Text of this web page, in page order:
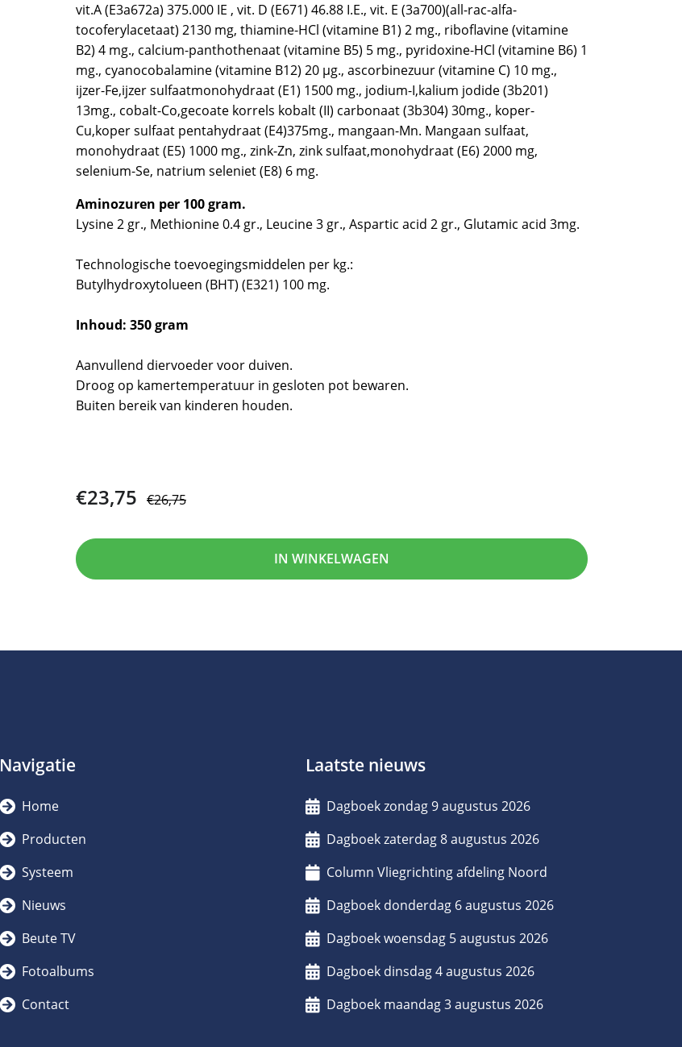
vit.A (E3a672a) 375.000 IE , vit. D (E671) 46.88 I.E., vit. E (3a700)(all-rac-alfa-
tocoferylacetaat) 2130 mg, thiamine-HCl (vitamine B1) 2 mg., riboflavine (vitamine
B2) 4 mg., calcium-panthothenaat (vitamine B5) 5 mg., pyridoxine-HCl (vitamine B6) 1
mg., cyanocobalamine (vitamine B12) 20 µg., ascorbinezuur (vitamine C) 10 mg.,
ijzer-Fe,ijzer sulfaatmonohydraat (E1) 1500 mg., jodium-I,kalium jodide (3b201)
13mg., cobalt-Co,gecoate korrels kobalt (II) carbonaat (3b304) 30mg., koper-
Cu,koper sulfaat pentahydraat (E4)375mg., mangaan-Mn. Mangaan sulfaat,
monohydraat (E5) 1000 mg., zink-Zn, zink sulfaat,monohydraat (E6) 2000 mg,
selenium-Se, natrium seleniet (E8) 6 mg.
Aminozuren per 100 gram.
Lysine 2 gr., Methionine 0.4 gr., Leucine 3 gr., Aspartic acid 2 gr., Glutamic acid 3mg.
Technologische toevoegingsmiddelen per kg.:
Butylhydroxytolueen (BHT) (E321) 100 mg.
Inhoud: 350 gram
Aanvullend diervoeder voor duiven.
Droog op kamertemperatuur in gesloten pot bewaren.
Buiten bereik van kinderen houden.
€23,75 €26,75
IN WINKELWAGEN
Navigatie
Home
Producten
Systeem
Nieuws
Beute TV
Fotoalbums
Contact
Laatste nieuws
Dagboek zondag 9 augustus 2026
Dagboek zaterdag 8 augustus 2026
Column Vliegrichting afdeling Noord
Dagboek donderdag 6 augustus 2026
Dagboek woensdag 5 augustus 2026
Dagboek dinsdag 4 augustus 2026
Dagboek maandag 3 augustus 2026